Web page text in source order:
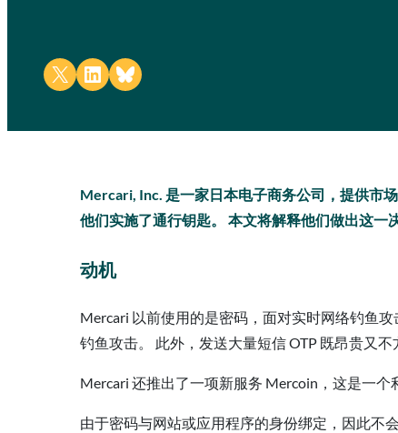
Share on X Share on LinkedIn
Share on Bluesky
Mercari, Inc. 是一家日本电子商务公司，提供市
他们实施了通行钥匙。 本文将解释他们做出这一
动机
Mercari 以前使用的是密码，面对实时网络钓鱼
钓鱼攻击。 此外，发送大量短信 OTP 既昂贵又不
Mercari 还推出了一项新服务 Mercoin，这是一
由于密码与网站或应用程序的身份绑定，因此不